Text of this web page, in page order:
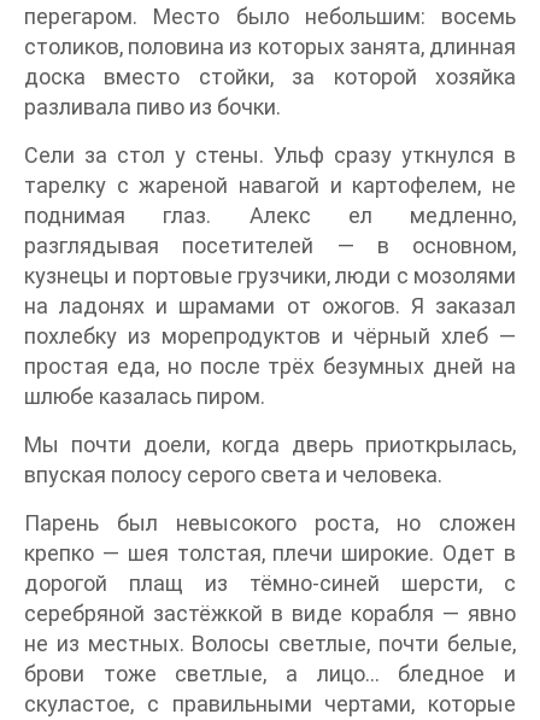
перегаром. Место было небольшим: восемь
столиков, половина из которых занята, длинная
доска вместо стойки, за которой хозяйка
разливала пиво из бочки.
Сели за стол у стены. Ульф сразу уткнулся в
тарелку с жареной навагой и картофелем, не
поднимая глаз. Алекс ел медленно,
разглядывая посетителей — в основном,
кузнецы и портовые грузчики, люди с мозолями
на ладонях и шрамами от ожогов. Я заказал
похлебку из морепродуктов и чёрный хлеб —
простая еда, но после трёх безумных дней на
шлюбе казалась пиром.
Мы почти доели, когда дверь приоткрылась,
впуская полосу серого света и человека.
Парень был невысокого роста, но сложен
крепко — шея толстая, плечи широкие. Одет в
дорогой плащ из тёмно-синей шерсти, с
серебряной застёжкой в виде корабля — явно
не из местных. Волосы светлые, почти белые,
брови тоже светлые, а лицо… бледное и
скуластое, с правильными чертами, которые